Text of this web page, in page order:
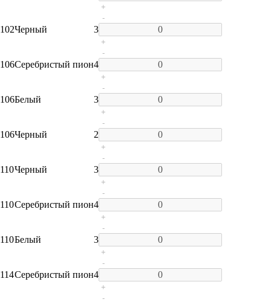
+
102Черный 3
-
+
106Серебристый пион4
-
+
106Белый 3
-
+
106Черный 2
-
+
110Черный 3
-
+
110Серебристый пион4
-
+
110Белый 3
-
+
114Серебристый пион4
-
+
-